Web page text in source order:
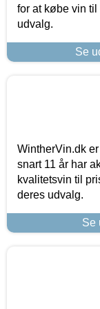
for at købe vin
udvalg.
Se
WintherVin.dk
snart 11 år har
kvalitetsvin til
deres udvalg.
Se